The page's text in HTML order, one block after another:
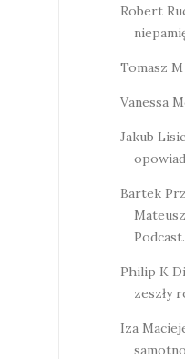
Robert
Tomasz
Vanessa
Jakub
Bartek
Philip K
zeszły
Iza